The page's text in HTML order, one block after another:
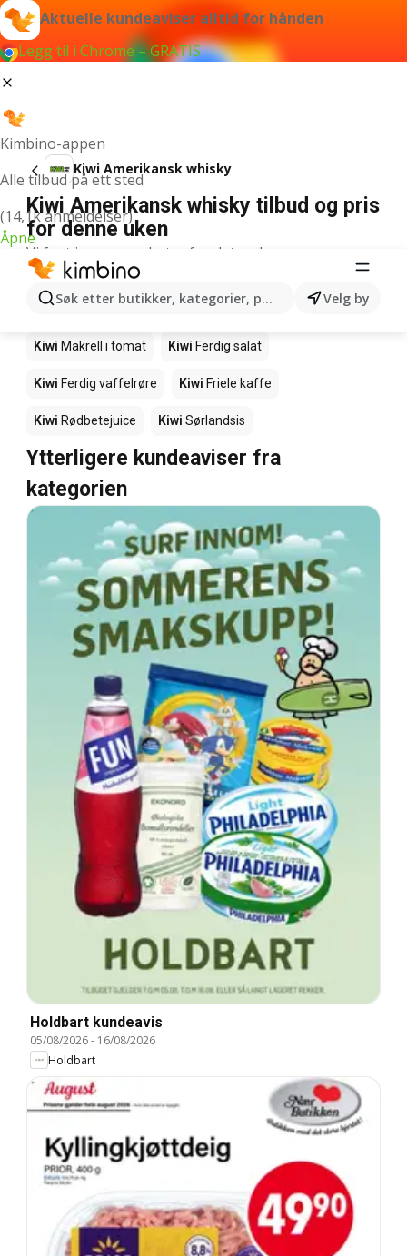
Aktuelle kundeaviser alltid for hånden
Legg til i Chrome – GRATIS
Kimbino-appen
Alle tilbud på ett sted
(14,1k anmeldelser)
Åpne
Søk etter butikker, kategorier, produkter...Velg by
Kiwi Amerikansk whisky
Kiwi Amerikansk whisky tilbud og pris
for denne uken
Vi fant ingen resultater for det ordet.
Andre produkter i butikkene Kiwi
Kiwi Fårikålkjøtt
Kiwi Makrell i tomat Kiwi Ferdig salat
Kiwi Ferdig vaffelrøre Kiwi Friele kaffe
Kiwi Rødbetejuice Kiwi Sørlandsis
Ytterligere kundeaviser fra
kategorien
Holdbart kundeavis
05/08/2026- 16/08/2026
Holdbart